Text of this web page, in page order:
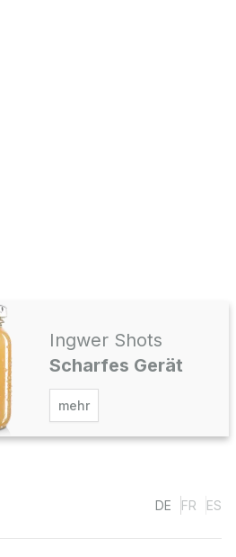
Ingwer Shots
Scharfes Gerät
mehr
DE FR ES